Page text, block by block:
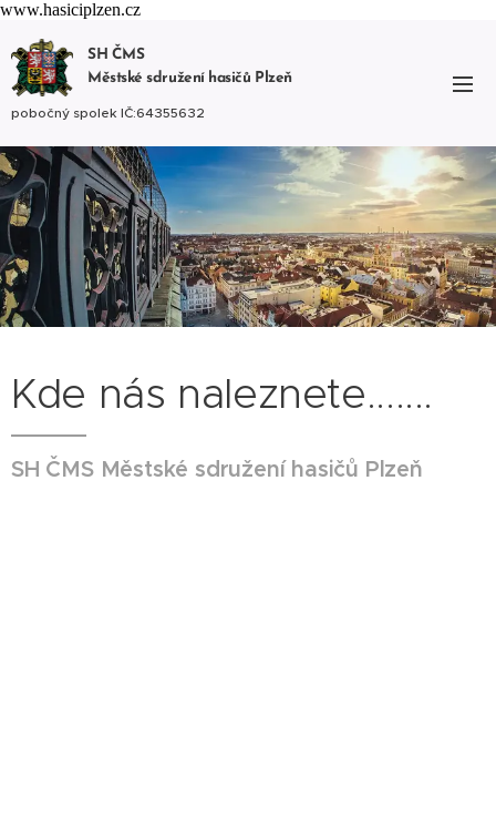
www.hasiciplzen.cz
SH ČMS
Městské sdružení hasičů Plzeň
pobočný spolek IČ:64355632
Kde nás naleznete.......
SH ČMS Městské sdružení hasičů Plzeň